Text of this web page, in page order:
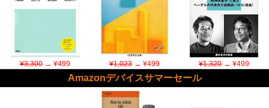
¥3,300→ ¥499 ¥1,023→ ¥499 ¥1,320→ ¥499
Amazonデバイスサマーセール